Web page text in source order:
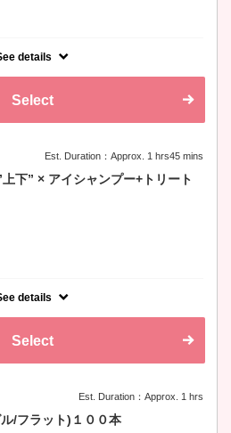
details
Select
Est. Duration：Approx. 1 hrs45 mins
上下” × アイシャンプー+トリート
details
Select
Est. Duration：Approx. 1 hrs
/フラット)１００本